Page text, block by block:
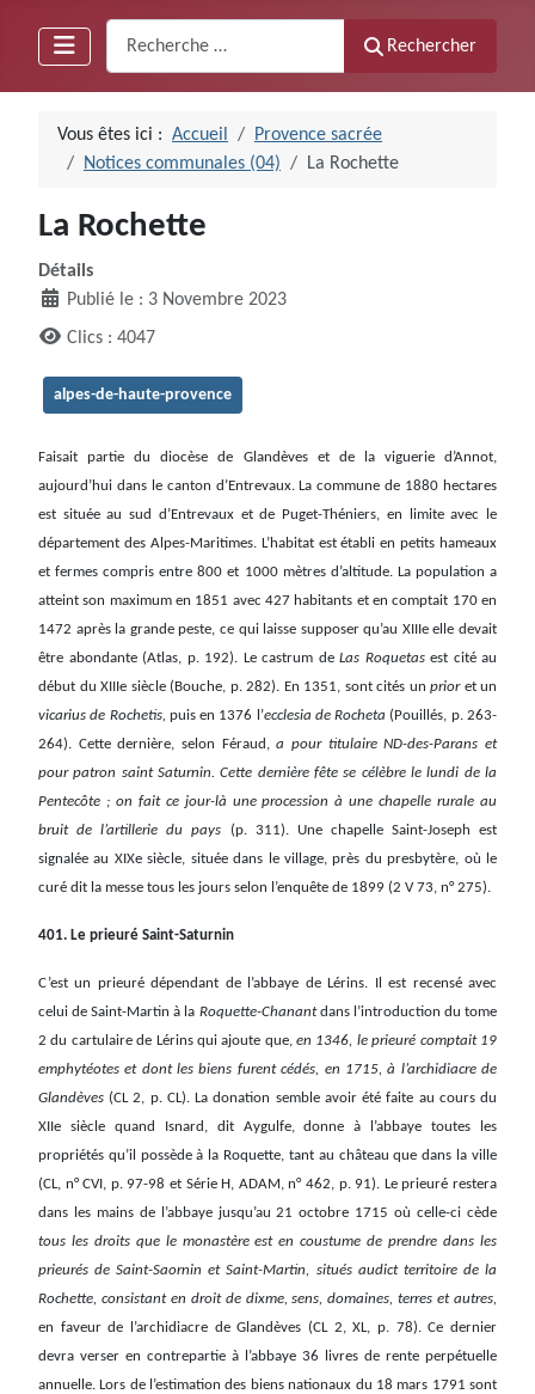
Rechercher
Vous êtes ici : Accueil
Provence sacrée
Notices communales (04)
La Rochette
La Rochette
Détails
Publié le : 3 Novembre 2023
Clics : 4047
alpes-de-haute-provence
Faisait partie du diocèse de Glandèves et de la viguerie d’Annot,
aujourd’hui dans le canton d’Entrevaux. La commune de 1880 hectares
est située au sud d’Entrevaux et de Puget-Théniers, en limite avec le
département des Alpes-Maritimes. L’habitat est établi en petits hameaux
et fermes compris entre 800 et 1000 mètres d’altitude. La population a
atteint son maximum en 1851 avec 427 habitants et en comptait 170 en
1472 après la grande peste, ce qui laisse supposer qu’au XIIIe elle devait
être abondante (Atlas, p. 192). Le castrum de Las Roquetas est cité au
début du XIIIe siècle (Bouche, p. 282). En 1351, sont cités un prior et un
vicarius de Rochetis, puis en 1376 l’ecclesia de Rocheta (Pouillés, p. 263-
264). Cette dernière, selon Féraud,a pour titulaire ND-des-Parans et
pour patron saint Saturnin. Cette dernière fête se célèbre le lundi de la
Pentecôte ; on fait ce jour-là une procession à une chapelle rurale au
bruit de l’artillerie du pays
(p. 311). Une chapelle Saint-Joseph est
signalée au XIXe siècle, située dans le village, près du presbytère, où le
curé dit la messe tous les jours selon l’enquête de 1899 (2 V 73, n° 275).
401. Le prieuré Saint-Saturnin
C’est un prieuré dépendant de l’abbaye de Lérins. Il est recensé avec
celui de Saint-Martin à la Roquette-Chanantdans l’introduction du tome
2 du cartulaire de Lérins qui ajoute que,en 1346, le prieuré comptait 19
emphytéotes et dont les biens furent cédés, en 1715, à l’archidiacre de
Glandèves (CL 2, p. CL). La donation semble avoir été faite au cours du
XIIe siècle quand Isnard, dit Aygulfe, donne à l’abbaye toutes les
propriétés qu’il possède à la Roquette, tant au château que dans la ville
(CL, n° CVI, p. 97-98 et Série H, ADAM, n° 462, p. 91). Le prieuré restera
dans les mains de l’abbaye jusqu’au 21 octobre 1715 où celle-ci cède
tous les droits que le monastère est en coustume de prendre dans les
prieurés de Saint-Saornin et Saint-Martin, situés audict territoire de la
Rochette, consistant en droit de dixme, sens, domaines, terres et autres,
en faveur de l’archidiacre de Glandèves (CL 2, XL, p. 78). Ce dernier
devra verser en contrepartie à l’abbaye 36 livres de rente perpétuelle
annuelle. Lors de l’estimation des biens nationaux du 18 mars 1791 sont